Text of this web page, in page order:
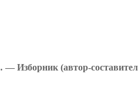
Изборник (автор-